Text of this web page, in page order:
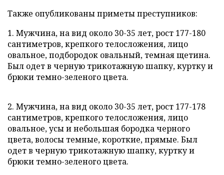
Также опубликованы приметы преступников:
1. Мужчина, на вид около 30-35 лет, рост 177-180
сантиметров, крепкого телосложения, лицо
овальное, подбородок овальный, темная щетина.
Был одет в черную трикотажную шапку, куртку и
брюки темно-зеленого цвета.
2. Мужчина, на вид около 30-35 лет, рост 177-178
сантиметров, крепкого телосложения, лицо
овальное, усы и небольшая бородка черного
цвета, волосы темные, короткие, прямые. Был
одет в черную трикотажную шапку, куртку и
брюки темно-зеленого цвета.